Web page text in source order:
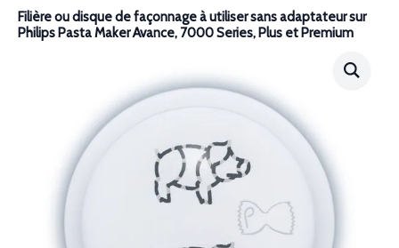
Filière ou disque de façonnage à utiliser sans adaptateur sur
Philips Pasta Maker Avance, 7000 Series, Plus et Premium